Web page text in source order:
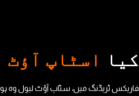
کیا اسٹاپ آؤٹ
فاریکس ٹریڈنگ میں، سٹاپ آؤٹ لیول وہ